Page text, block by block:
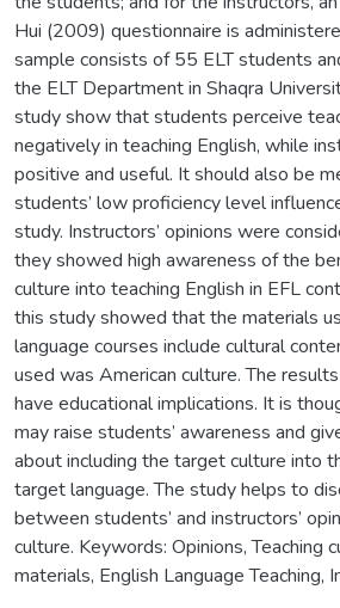
Hui (2009) questionnaire is
sample consists of 55 ELT students
the ELT Department in Shaqra
study show that students perceive
negatively in teaching English, while
positive and useful. It should also be
students’ low proficiency level
study. Instructors’ opinions were
they showed high awareness of the
culture into teaching English in EFL
this study showed that the materials
language courses include cultural
used was American culture. The
have educational implications. It is
may raise students’ awareness and
about including the target culture into
target language. The study helps to
between students’ and instructors’
culture. Keywords: Opinions, Teaching
materials, English Language Teaching,